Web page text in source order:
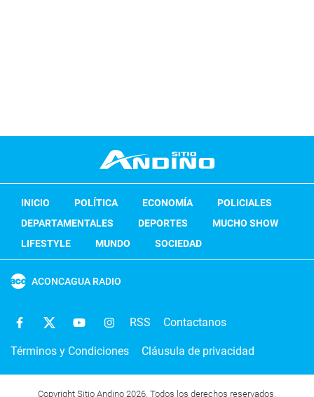
INICIO POLÍTICA ECONOMÍA
POLICIALES
DEPARTAMENTALES
DEPORTES
MUCHO SHOW
LIFESTYLE
MUNDO SOCIEDAD
ACONCAGUA RADIO
RSS Contactanos
Términos y Condiciones Cláusula de privacidad
Copyright Sitio Andino 2026. Todos los derechos reservados.